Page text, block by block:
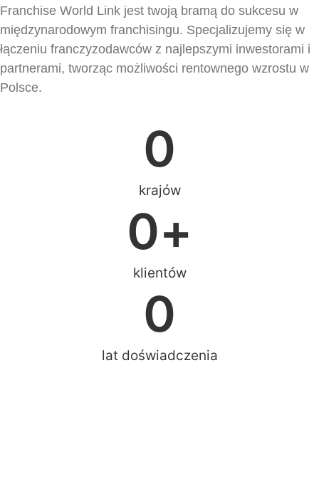
Franchise World Link jest twoją bramą do sukcesu w
międzynarodowym franchisingu. Specjalizujemy się w
łączeniu franczyzodawców z najlepszymi inwestorami i
partnerami, tworząc możliwości rentownego wzrostu w
Polsce.
krajów
0
klientów
0+
lat doświadczenia
0